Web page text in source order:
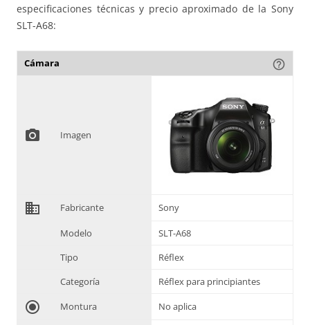
especificaciones técnicas y precio aproximado de la Sony
SLT-A68:
Cámara help_outline
photo_camera Imagen
domain Fabricante Sony
Modelo
SLT-A68
Tipo
Réflex
Categoría
Réflex para principiantes
radio_button_checked Montura No aplica